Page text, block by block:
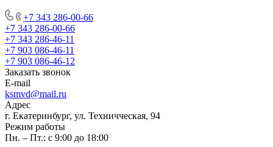
+7 343 286-00-66
+7 343 286-00-66
+7 343 286-46-11
+7 903 086-46-11
+7 903 086-46-12
Заказать звонок
E-mail
ksmvd@mail.ru
Адрес
г. Екатеринбург, ул. Техничческая, 94
Режим работы
Пн. – Пт.: с 9:00 до 18:00